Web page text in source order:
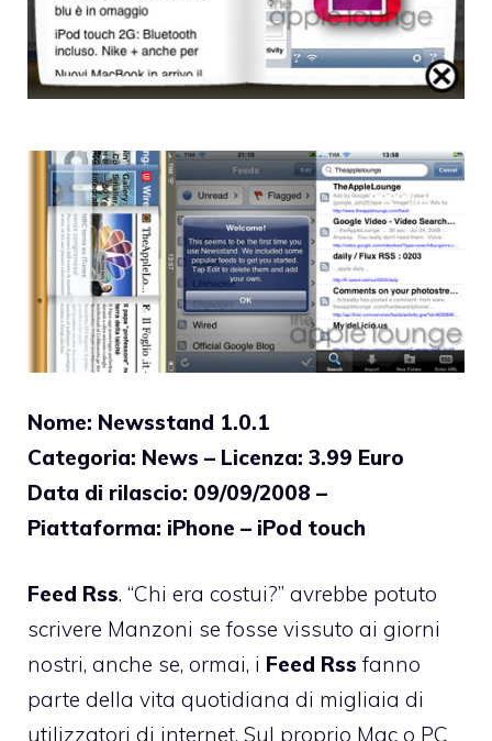
Nome: Newsstand 1.0.1
Categoria: News – Licenza: 3.99 Euro
Data di rilascio: 09/09/2008 –
Piattaforma: iPhone – iPod touch
Feed Rss. “Chi era costui?” avrebbe potuto
scrivere Manzoni se fosse vissuto ai giorni
nostri, anche se, ormai, i Feed Rss fanno
parte della vita quotidiana di migliaia di
utilizzatori di internet. Sul proprio Mac o PC